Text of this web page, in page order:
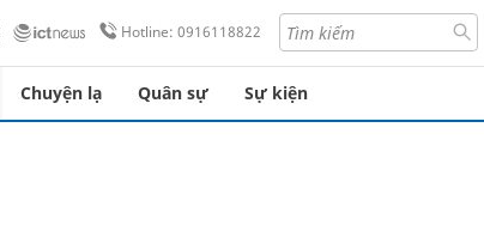
Hotline: 0916118822
Chuyện lạ Quân sự Sự kiện